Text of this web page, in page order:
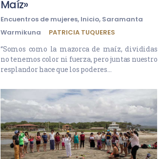
Maíz»
Encuentros de mujeres, Inicio, Saramanta
Warmikuna
PATRICIA TUQUERES
“Somos como la mazorca de maíz, divididas
no tenemos color ni fuerza, pero juntas nuestro
resplandor hace que los poderes…